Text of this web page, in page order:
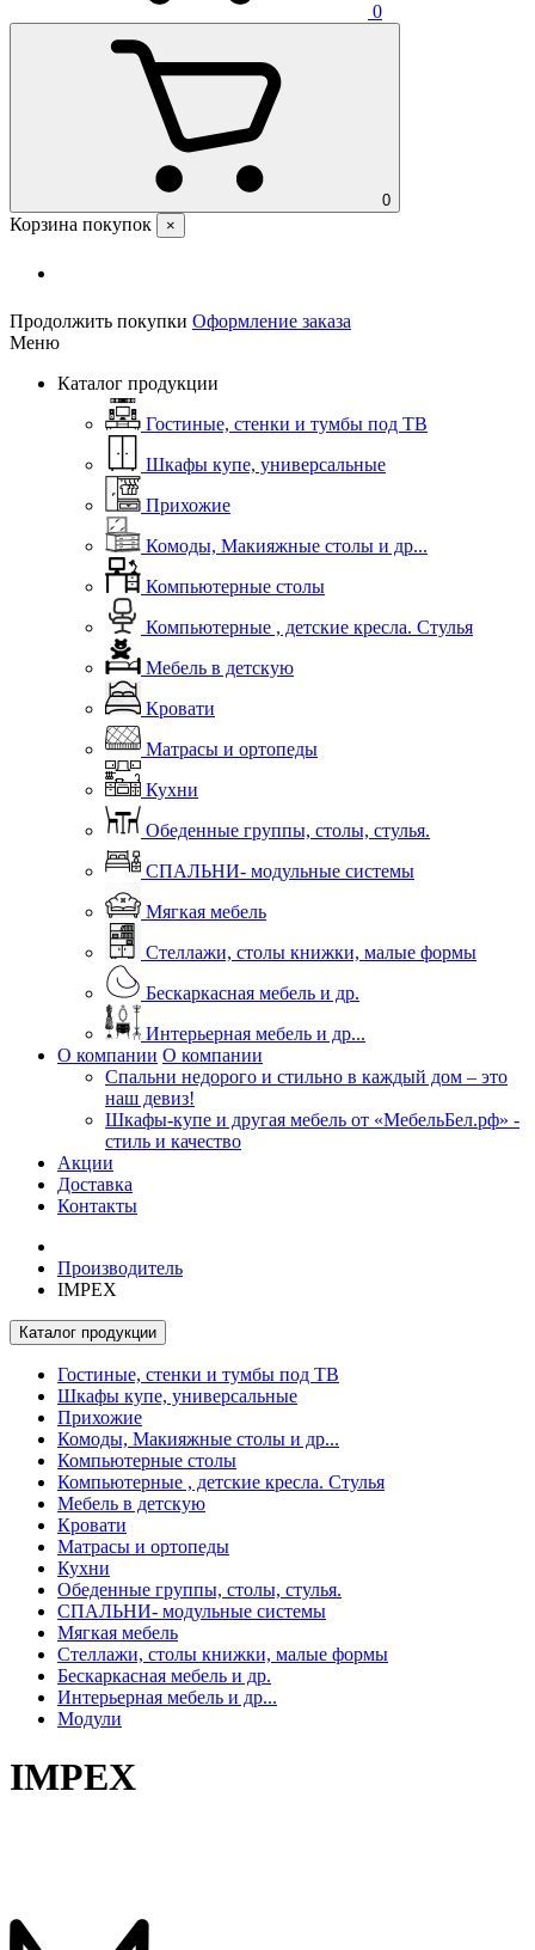
0
0
Корзина покупок ×
Продолжить покупки Оформление заказа
Меню
Каталог продукции
Гостиные, стенки и тумбы под ТВ
Шкафы купе, универсальные
Прихожие
Комоды, Макияжные столы и др...
Компьютерные столы
Компьютерные , детские кресла. Стулья
Мебель в детскую
Кровати
Матрасы и ортопеды
Кухни
Обеденные группы, столы, стулья.
СПАЛЬНИ- модульные системы
Мягкая мебель
Стеллажи, столы книжки, малые формы
Бескаркасная мебель и др.
Интерьерная мебель и др...
О компании О компании
Спальни недорого и стильно в каждый дом – это
наш девиз!
Шкафы-купе и другая мебель от «МебельБел.рф» -
стиль и качество
Акции
Доставка
Контакты
Производитель
IMPEX
Каталог продукции
Гостиные, стенки и тумбы под ТВ
Шкафы купе, универсальные
Прихожие
Комоды, Макияжные столы и др...
Компьютерные столы
Компьютерные , детские кресла. Стулья
Мебель в детскую
Кровати
Матрасы и ортопеды
Кухни
Обеденные группы, столы, стулья.
СПАЛЬНИ- модульные системы
Мягкая мебель
Стеллажи, столы книжки, малые формы
Бескаркасная мебель и др.
Интерьерная мебель и др...
Модули
IMPEX